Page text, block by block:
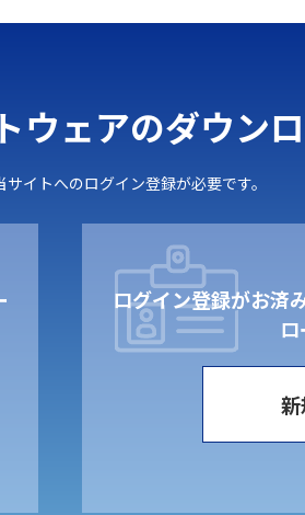
ウェアのダウン
イトへのログイン登録が必要です。
ログイン登録がお済